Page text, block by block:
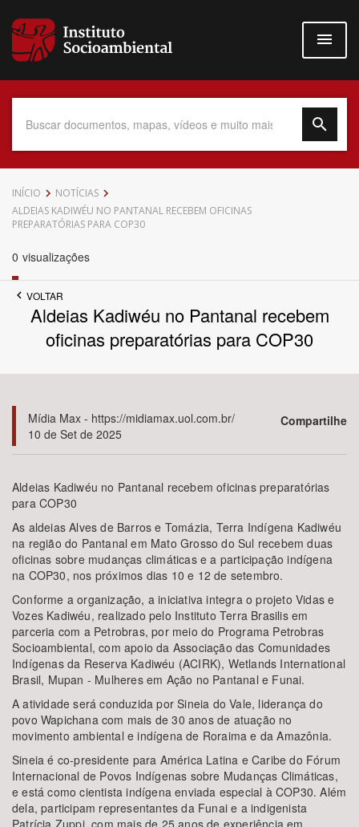
para
conteúdo
Data do Documento
Tema
Subtema
Área de Levantamento
Área Protegida
BUSCAR
INÍCIO
NOTÍCIAS
ALDEIAS KADIWÉU NO PANTANAL RECEBEM OFICINAS
PREPARATÓRIAS PARA COP30
0 visualizações
VOLTAR
Aldeias Kadiwéu no Pantanal recebem
oficinas preparatórias para COP30
Mídia Max - https://midiamax.uol.com.br/
10 de Set de 2025
Compartilhe
Aldeias Kadiwéu no Pantanal recebem oficinas preparatórias
para COP30
As aldeias Alves de Barros e Tomázia, Terra Indígena Kadiwéu
na região do Pantanal em Mato Grosso do Sul recebem duas
oficinas sobre mudanças climáticas e a participação indígena
na COP30, nos próximos dias 10 e 12 de setembro.
Conforme a organização, a iniciativa integra o projeto Vidas e
Vozes Kadiwéu, realizado pelo Instituto Terra Brasilis em
parceria com a Petrobras, por meio do Programa Petrobras
Socioambiental, com apoio da Associação das Comunidades
Indígenas da Reserva Kadiwéu (ACIRK), Wetlands International
Brasil, Mupan - Mulheres em Ação no Pantanal e Funai.
A atividade será conduzida por Sineia do Vale, liderança do
povo Wapichana com mais de 30 anos de atuação no
movimento ambiental e indígena de Roraima e da Amazônia.
Sineia é co-presidente para América Latina e Caribe do Fórum
Internacional de Povos Indígenas sobre Mudanças Climáticas,
e está como cientista indígena enviada especial à COP30. Além
dela, participam representantes da Funai e a indigenista
Patrícia Zuppi, com mais de 25 anos de experiência em